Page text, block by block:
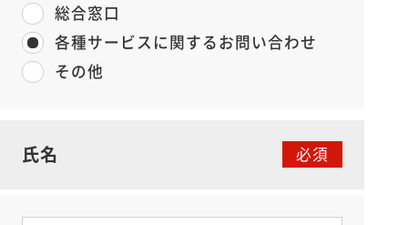
総合窓口
各種サービスに関するお問い合わせ
その他
氏名